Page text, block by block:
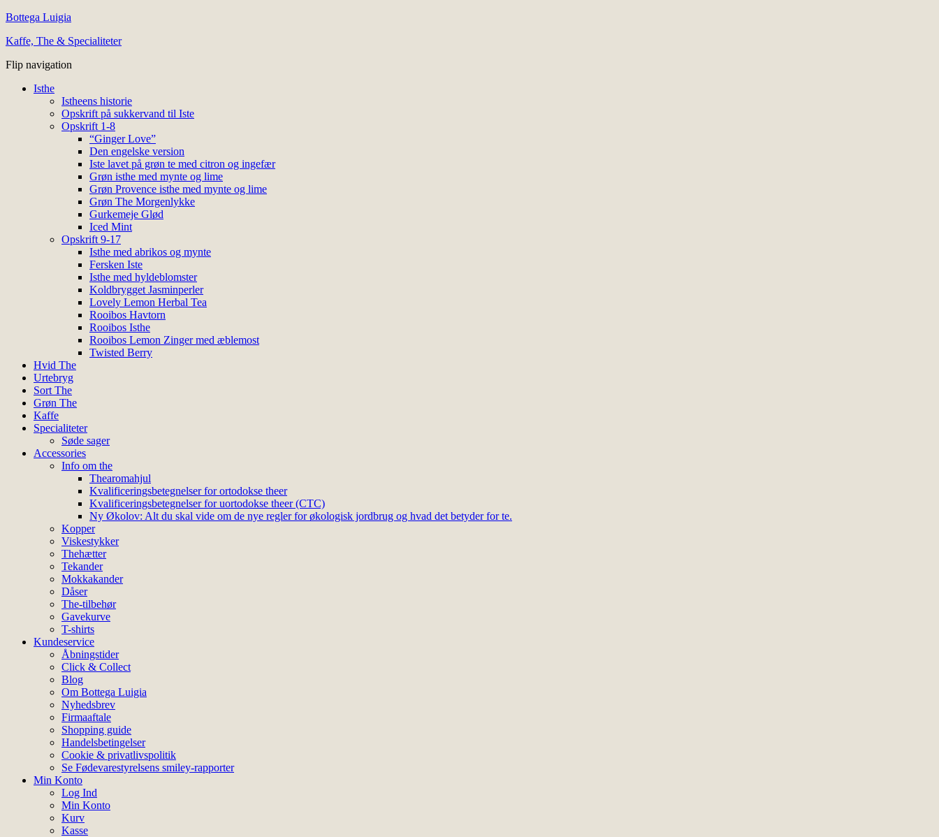
Bottega Luigia
Kaffe, The & Specialiteter
Flip navigation
Isthe
Istheens historie
Opskrift på sukkervand til Iste
Opskrift 1-8
“Ginger Love”
Den engelske version
Iste lavet på grøn te med citron og ingefær
Grøn isthe med mynte og lime
Grøn Provence isthe med mynte og lime
Grøn The Morgenlykke
Gurkemeje Glød
Iced Mint
Opskrift 9-17
Isthe med abrikos og mynte
Fersken Iste
Isthe med hyldeblomster
Koldbrygget Jasminperler
Lovely Lemon Herbal Tea
Rooibos Havtorn
Rooibos Isthe
Rooibos Lemon Zinger med æblemost
Twisted Berry
Hvid The
Urtebryg
Sort The
Grøn The
Kaffe
Specialiteter
Søde sager
Accessories
Info om the
Thearomahjul
Kvalificeringsbetegnelser for ortodokse theer
Kvalificeringsbetegnelser for uortodokse theer (CTC)
Ny Økolov: Alt du skal vide om de nye regler for økologisk jordbrug og hvad det betyder for te.
Kopper
Viskestykker
Thehætter
Tekander
Mokkakander
Dåser
The-tilbehør
Gavekurve
T-shirts
Kundeservice
Åbningstider
Click & Collect
Blog
Om Bottega Luigia
Nyhedsbrev
Firmaaftale
Shopping guide
Handelsbetingelser
Cookie & privatlivspolitik
Se Fødevarestyrelsens smiley-rapporter
Min Konto
Log Ind
Min Konto
Kurv
Kasse